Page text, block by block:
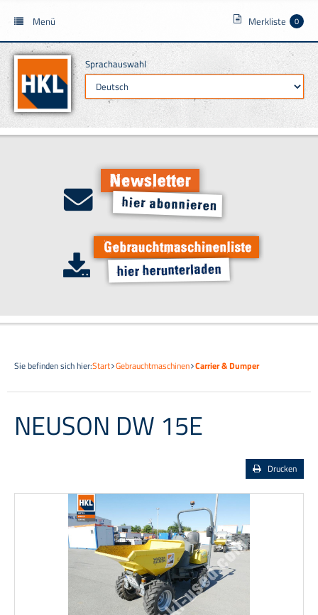
Sprachauswahl
Sie befinden sich hier:Start Gebrauchtmaschinen Carrier & Dumper
NEUSON DW 15E
Drucken
Menü Merkliste 0